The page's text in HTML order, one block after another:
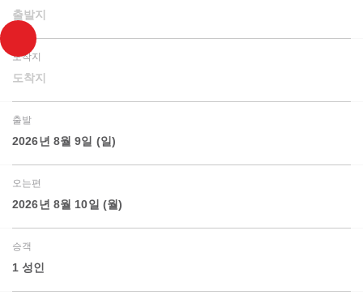
출발지
도착지
도착지
출발
2026년 8월 9일 (일)
오는편
2026년 8월 10일 (월)
승객
1 성인